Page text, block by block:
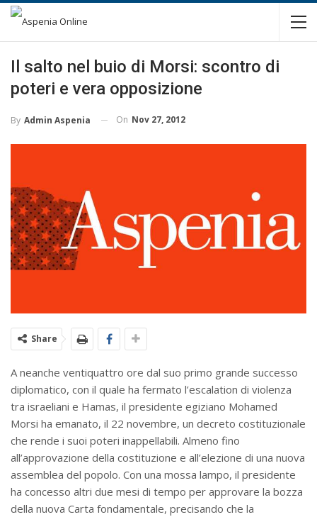
Il salto nel buio di Morsi: scontro di
poteri e vera opposizione
By Admin Aspenia On Nov 27, 2012
Share
A neanche ventiquattro ore dal suo primo grande successo
diplomatico, con il quale ha fermato l’escalation di violenza
tra israeliani e Hamas, il presidente egiziano Mohamed
Morsi ha emanato, il 22 novembre, un decreto costituzionale
che rende i suoi poteri inappellabili. Almeno fino
all’approvazione della costituzione e all’elezione di una nuova
assemblea del popolo. Con una mossa lampo, il presidente
ha concesso altri due mesi di tempo per approvare la bozza
della nuova Carta fondamentale, precisando che la